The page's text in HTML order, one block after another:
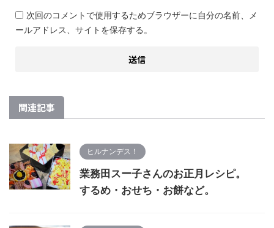
次回のコメントで使用するためブラウザーに自分の名前、メ
ールアドレス、サイトを保存する。
関連記事
ヒルナンデス！
業務田スー子さんのお正月レシピ。
するめ・おせち・お餅など。